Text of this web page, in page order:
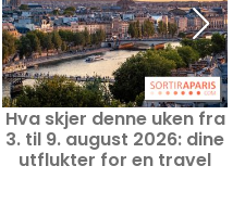
Hva skjer denne uken fra
3. til 9. august 2026: dine
utflukter for en travel